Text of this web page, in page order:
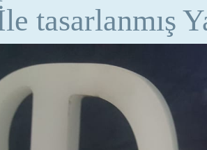
tasarlanmış